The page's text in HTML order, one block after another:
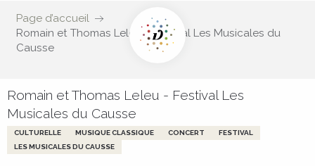
Page d’accueil
Romain et Thomas Leleu - Festival Les Musicales du
Causse
Romain et Thomas Leleu - Festival Les
Musicales du Causse
CULTURELLE MUSIQUE CLASSIQUE CONCERT
FESTIVAL
LES MUSICALES DU CAUSSE